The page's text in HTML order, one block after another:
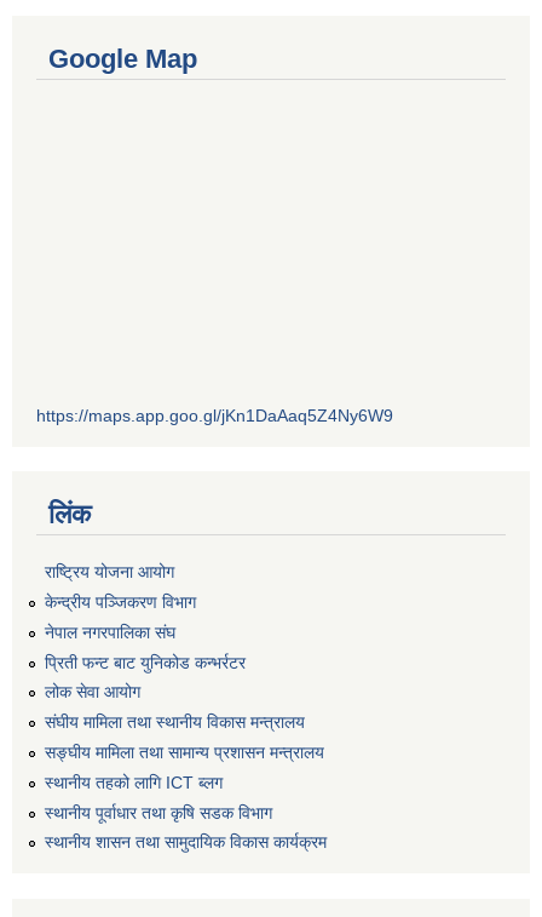
Google Map
https://maps.app.goo.gl/jKn1DaAaq5Z4Ny6W9
लिंक
राष्ट्रिय योजना आयोग
केन्द्रीय पञ्जिकरण विभाग
नेपाल नगरपालिका संघ
प्रिती फन्ट बाट युनिकोड कन्भर्रटर
लोक सेवा आयोग
संघीय मामिला तथा स्थानीय विकास मन्त्रालय
सङ्घीय मामिला तथा सामान्य प्रशासन मन्त्रालय
स्थानीय तहको लागि ICT ब्लग
स्थानीय पूर्वाधार तथा कृषि सडक विभाग
स्थानीय शासन तथा सामुदायिक विकास कार्यक्रम